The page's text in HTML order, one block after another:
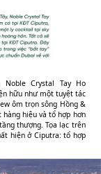
Crystal Tay Ho
hữu như một tuyệt tác
ôm trọn sông Hồng &
hiệu và tổ hợp hơn
thượng. Tọa lạc trên
hiện ở Ciputra: tổ hợp